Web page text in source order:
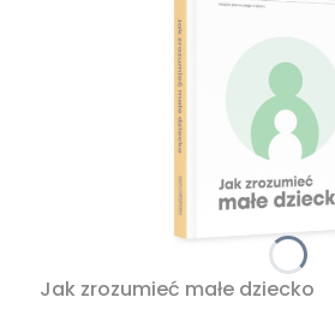
Jak zrozumieć małe dziecko